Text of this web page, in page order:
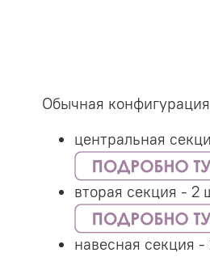
Обычная
центральная
вторая секция - 2
навесная секция -